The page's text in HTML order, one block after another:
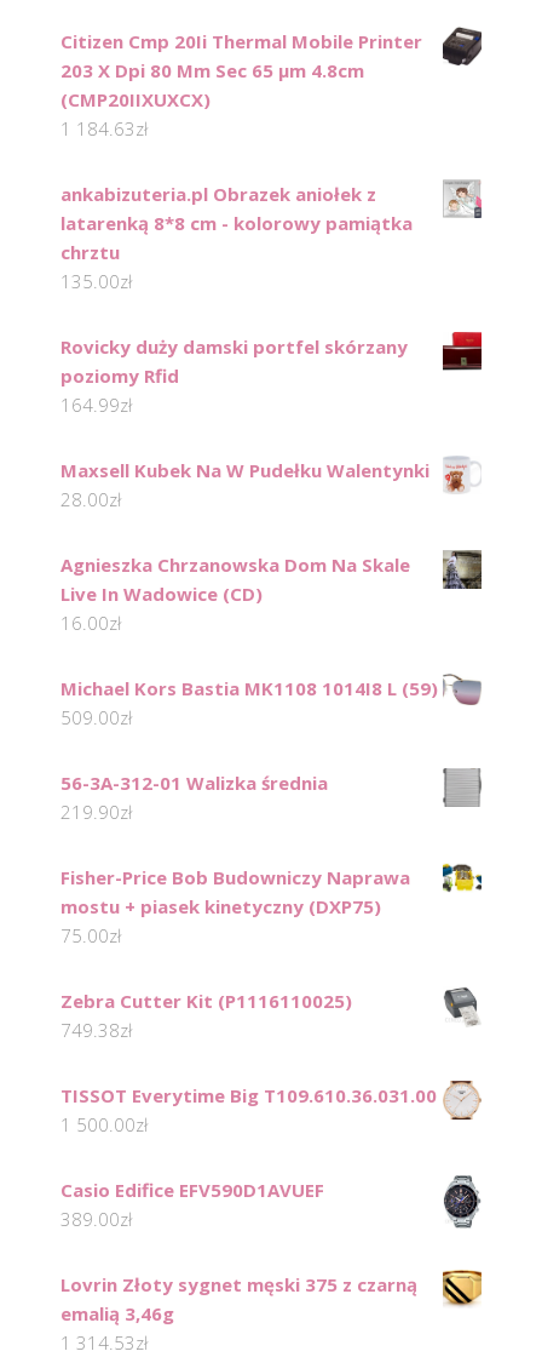
Citizen Cmp 20Ii Thermal Mobile Printer
203 X Dpi 80 Mm Sec 65 µm 4.8cm
(CMP20IIXUXCX)
1 184.63zł
ankabizuteria.pl Obrazek aniołek z
latarenką 8*8 cm - kolorowy pamiątka
chrztu
135.00zł
Rovicky duży damski portfel skórzany
poziomy Rfid
164.99zł
Maxsell Kubek Na W Pudełku Walentynki
28.00zł
Agnieszka Chrzanowska Dom Na Skale
Live In Wadowice (CD)
16.00zł
Michael Kors Bastia MK1108 1014I8 L (59)
509.00zł
56-3A-312-01 Walizka średnia
219.90zł
Fisher-Price Bob Budowniczy Naprawa
mostu + piasek kinetyczny (DXP75)
75.00zł
Zebra Cutter Kit (P1116110025)
749.38zł
TISSOT Everytime Big T109.610.36.031.00
1 500.00zł
Casio Edifice EFV590D1AVUEF
389.00zł
Lovrin Złoty sygnet męski 375 z czarną
emalią 3,46g
1 314.53zł